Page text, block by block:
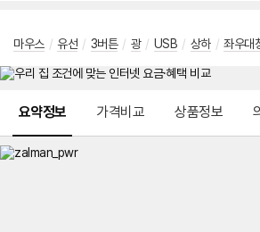
마우스 / 유선 / 3버튼 / 광 / USB / 상하 / 좌우대
요약정보 가격비교 상품정보